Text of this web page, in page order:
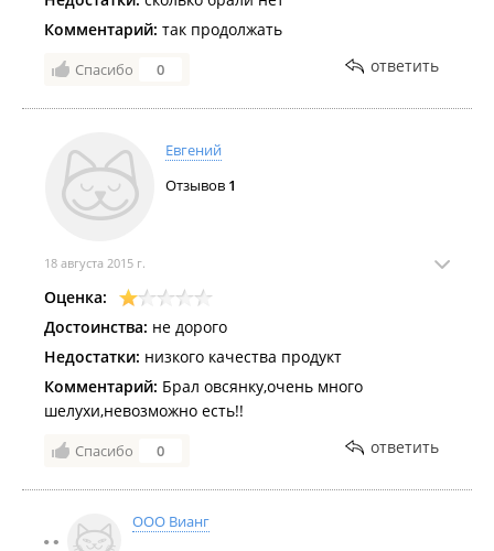
Комментарий: так продолжать
Спасибо 0 ответить
Евгений
Отзывов 1
18 августа 2015 г.
Оценка:
Достоинства: не дорого
Недостатки: низкого качества продукт
Комментарий: Брал овсянку,очень много
шелухи,невозможно есть!!
Спасибо 0 ответить
ООО Вианг